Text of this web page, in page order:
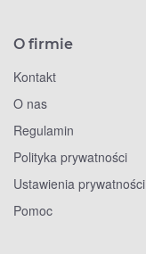
O firmie
Kontakt
O nas
Regulamin
Polityka prywatności
Ustawienia prywatności
Pomoc